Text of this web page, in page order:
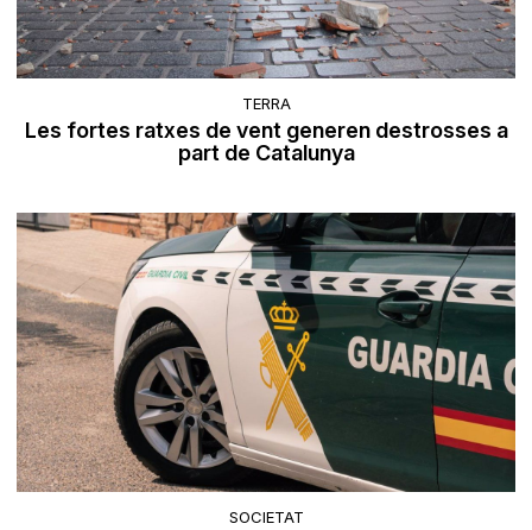
TERRA
Les fortes ratxes de vent generen destrosses a
part de Catalunya
SOCIETAT